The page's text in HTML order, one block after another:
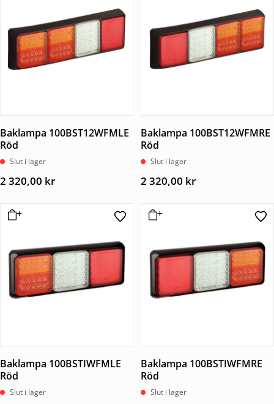
Baklampa 100BST12WFMLE
Röd
Slut i lager
2 320,00 kr
Baklampa 100BST12WFMRE
Röd
Slut i lager
2 320,00 kr
Baklampa 100BSTIWFMLE
Röd
Slut i lager
Baklampa 100BSTIWFMRE
Röd
Slut i lager